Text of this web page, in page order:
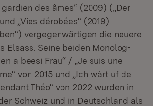
gardien des âmes“ (2009) („Der
„Vies dérobées“ (2019)
vergegenwärtigen die neuere
Elsass. Seine beiden Monolog-
a beesi Frau“ / „Je suis une
von 2015 und „Ich wàrt uf de
Théo“ von 2022 wurden in
Schweiz und in Deutschland als